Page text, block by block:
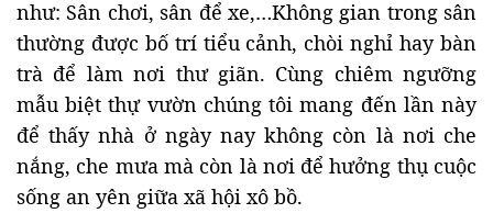
như: Sân chơi, sân để xe,…Không gian trong sân
thường được bố trí tiểu cảnh, chòi nghỉ hay bàn
trà để làm nơi thư giãn. Cùng chiêm ngưỡng
mẫu biệt thự vườn chúng tôi mang đến lần này
để thấy nhà ở ngày nay không còn là nơi che
nắng, che mưa mà còn là nơi để hưởng thụ cuộc
sống an yên giữa xã hội xô bồ.